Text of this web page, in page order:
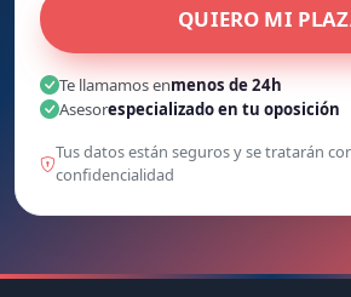
QUIERO MI
Te llamamos enmenos de 24h
Asesorespecializado en tu oposición
Tus datos están seguros y se tratarán
confidencialidad